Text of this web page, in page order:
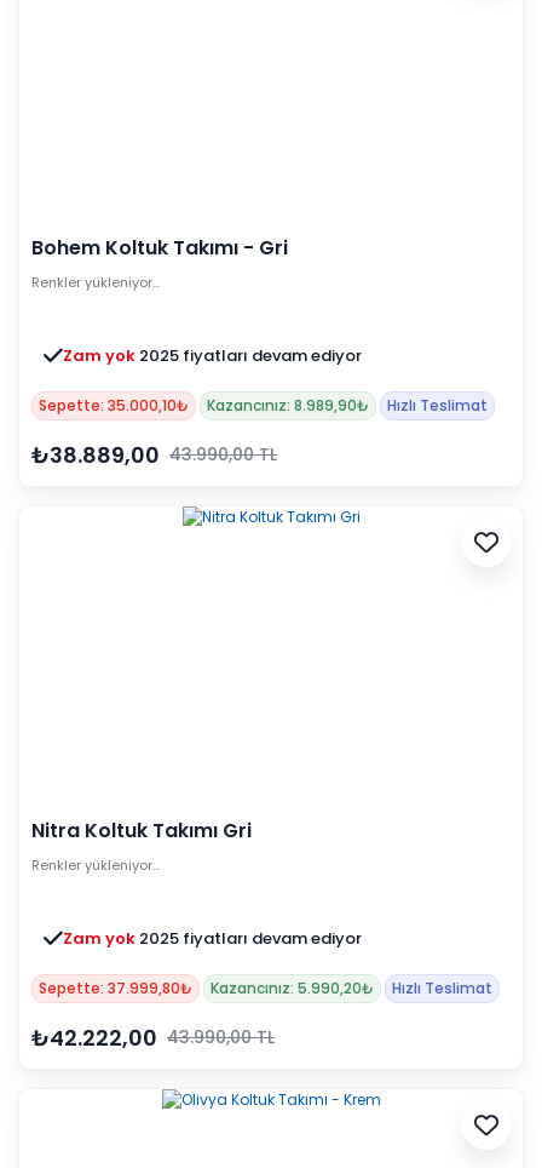
Bohem Koltuk Takımı - Gri
Renkler yükleniyor…
Zam yok 2025 fiyatları devam ediyor
Sepette: 35.000,10₺ Kazancınız: 8.989,90₺ Hızlı Teslimat
₺38.889,00 43.990,00 TL
Nitra Koltuk Takımı Gri
Renkler yükleniyor…
Zam yok 2025 fiyatları devam ediyor
Sepette: 37.999,80₺ Kazancınız: 5.990,20₺ Hızlı Teslimat
₺42.222,00 43.990,00 TL